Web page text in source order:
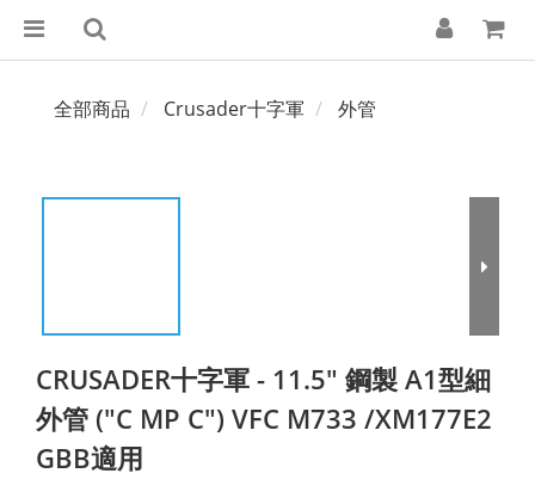
全部商品 Crusader十字軍 外管
CRUSADER十字軍 - 11.5" 鋼製 A1型細
外管 ("C MP C") VFC M733 /XM177E2
GBB適用